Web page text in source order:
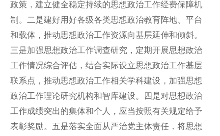
政策，建立健全稳定持续的思想政治工作经费保障机
制。二是建好用好各级各类思想政治教育阵地、平台
和载体，推动思想政治工作资源向基层延伸和倾斜。
三是加强思想政治工作调查研究，定期开展思想政治
工作情况综合评估，结合实际设立思想政治工作基层
联系点，推动思想政治工作相关学科建设，加强思想
政治工作理论研究机构和智库建设。四是对思想政治
工作成绩突出的集体和个人，应当按照有关规定给予
表彰奖励。五是落实全面从严治党主体责任，将思想